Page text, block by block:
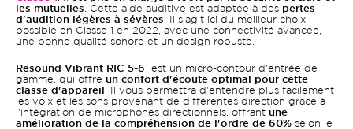
les mutuelles . Cette aide auditive est adaptée à des pertes
d'audition légères à sévères . Il s'agit ici du meilleur choix
possible en Classe 1 en 2022, avec une connectivité avancée,
une bonne qualité sonore et un design robuste.
Resound Vibrant RIC 5-61 est un micro-contour d'entrée de
gamme, qui offre un confort d'écoute optimal pour cette
classe d'appareil
. Il vous permettra d'entendre plus facilement
les voix et les sons provenant de différentes direction grâce à
l'intégration de microphones directionnels, offrant une
amélioration de la compréhension de l'ordre de 60% selon le